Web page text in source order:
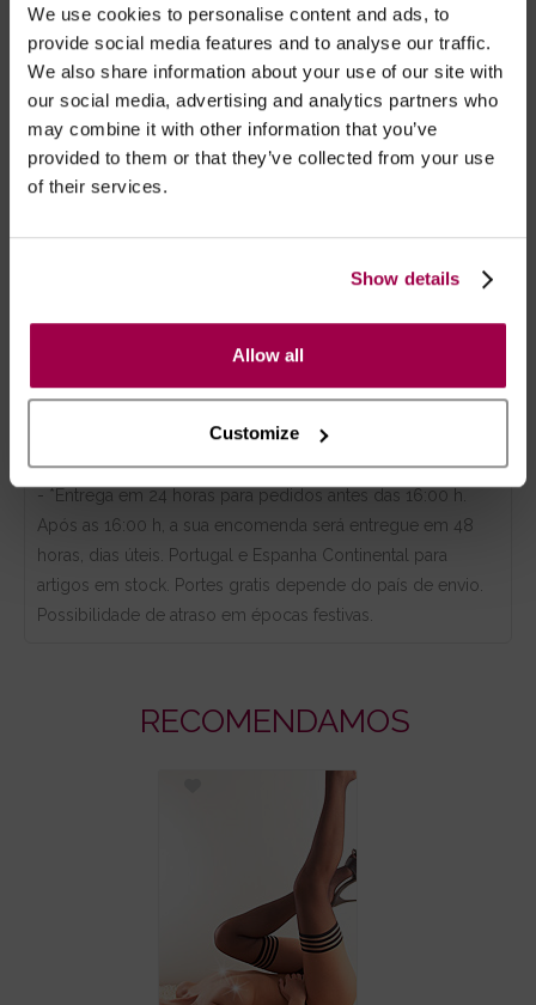
We use cookies to personalise content and ads, to
provide social media features and to analyse our traffic.
We also share information about your use of our site with
our social media, advertising and analytics partners who
may combine it with other information that you’ve
provided to them or that they’ve collected from your use
of their services.
Show details
Allow all
Customize
Conjunto 3 peças fabricado em tecido tule de cor
negra, bordado com rosas de cor encarnada.
- Soutien prateleira, com alças ajustáveis. Fecha
atrás com colchetes;
- Cinto de ligas, com ligueiros ajustáveis. Fecha
- Tanga fio dental a condizer.
AQUI
Marca:Cottelli Lingerie
- Embalagens 100% discretas
- *Entrega em 24 horas para pedidos antes das 16:00 h.
Após as 16:00 h, a sua encomenda será entregue em 48
horas, dias úteis. Portugal e Espanha Continental para
artigos em stock. Portes gratis depende do país de envio.
Possibilidade de atraso em épocas festivas.
RECOMENDAMOS